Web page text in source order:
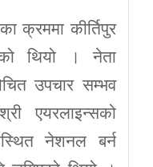
क्रममा कीर्तिपुर
थियो । नेता
उपचार सम्भव
एयरलाइन्सको
नेशनल बर्न